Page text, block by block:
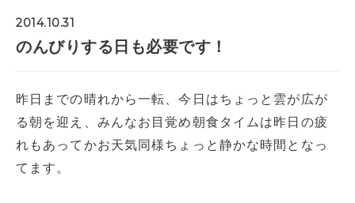
2014.10.31
のんびりする日も必要です！
昨日までの晴れから一転、今日はちょっと雲が広が
る朝を迎え、みんなお目覚め朝食タイムは昨日の疲
れもあってかお天気同様ちょっと静かな時間となっ
てます。